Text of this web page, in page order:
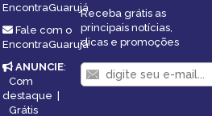
EncontraGuarujá
Fale com o
EncontraGuarujá
ANUNCIE:
Com
destaque |
Grátis
Receba grátis as
principais notícias,
dicas e promoções